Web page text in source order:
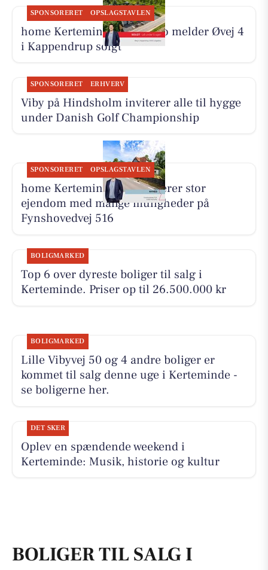
SPONSORERET OPSLAGSTAVLEN
home Kerteminde-Munkebo melder Øvej 4
i Kappendrup solgt
SPONSORERET ERHVERV
Viby på Hindsholm inviterer alle til hygge
under Danish Golf Championship
SPONSORERET OPSLAGSTAVLEN
home Kerteminde præsenterer stor
ejendom med mange muligheder på
Fynshovedvej 516
BOLIGMARKED
Top 6 over dyreste boliger til salg i
Kerteminde. Priser op til 26.500.000 kr
BOLIGMARKED
Lille Vibyvej 50 og 4 andre boliger er
kommet til salg denne uge i Kerteminde -
se boligerne her.
DET SKER
Oplev en spændende weekend i
Kerteminde: Musik, historie og kultur
BOLIGER TIL SALG I